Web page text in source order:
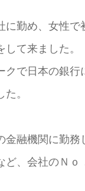
に勤め、女性で
して来ました。
クで日本の銀行
た。
金融機関に勤務
ど、会社のＮｏ